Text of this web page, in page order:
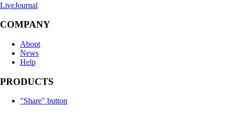
LiveJournal
COMPANY
About
News
Help
PRODUCTS
"Share" button